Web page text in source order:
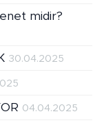
midir?
30.04.2025
04.04.2025